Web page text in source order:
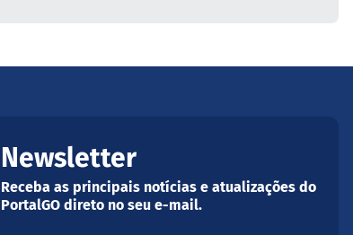
Newsletter
Receba as principais notícias e atualizações do
PortalGO direto no seu e-mail.